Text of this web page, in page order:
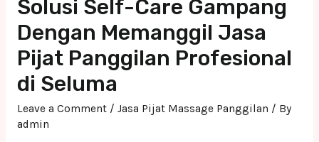
Solusi Self-Care Gampang
Dengan Memanggil Jasa
Pijat Panggilan Profesional
di Seluma
Leave a Comment / Jasa Pijat Massage Panggilan / By
admin